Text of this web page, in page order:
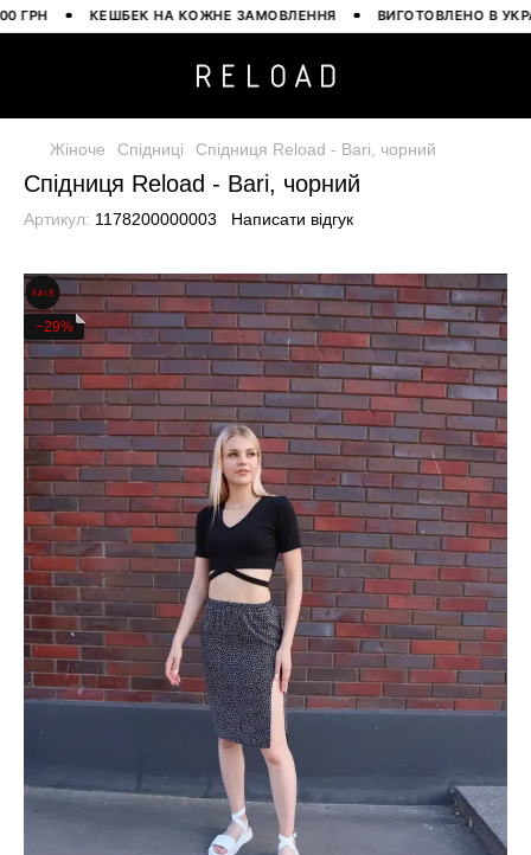
КЕШБЕК НА КОЖНЕ ЗАМОВЛЕННЯ ВИГОТОВЛЕНО В УКРАЇНІ
Жіноче Спідниці Спідниця Reload - Bari, чорний
Спідниця Reload - Bari, чорний
Артикул: 1178200000003 Написати відгук
−29%